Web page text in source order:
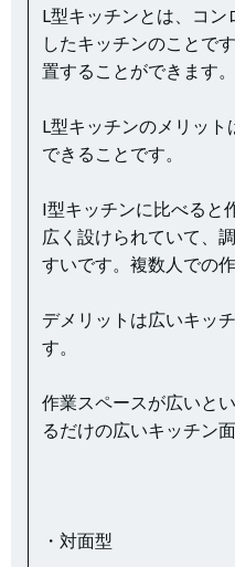
L型キッチンとは、コ
したキッチンのことで
置することができます。
L型キッチンのメリッ
できることです。
I型キッチンに比べると
広く設けられていて、
すいです。複数人での
デメリットは広いキッ
す。
作業スペースが広いと
るだけの広いキッチン
・対面型